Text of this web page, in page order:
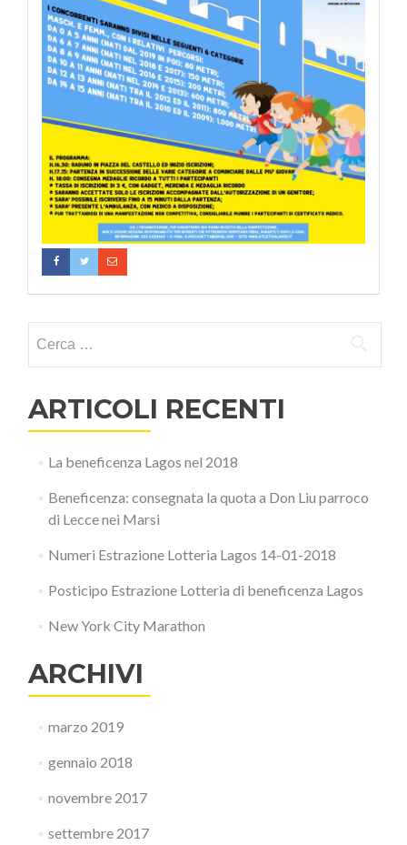
ARTICOLI RECENTI
La beneficenza Lagos nel 2018
Beneficenza: consegnata la quota a Don Liu parroco
di Lecce nei Marsi
Numeri Estrazione Lotteria Lagos 14-01-2018
Posticipo Estrazione Lotteria di beneficenza Lagos
New York City Marathon
ARCHIVI
marzo 2019
gennaio 2018
novembre 2017
settembre 2017